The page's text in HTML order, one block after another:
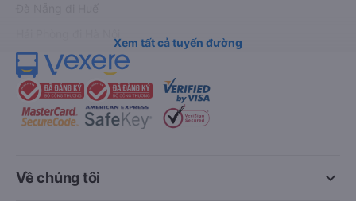
Xem tất cả tuyến đường
keyboard_arrow_down
Về chúng tôi